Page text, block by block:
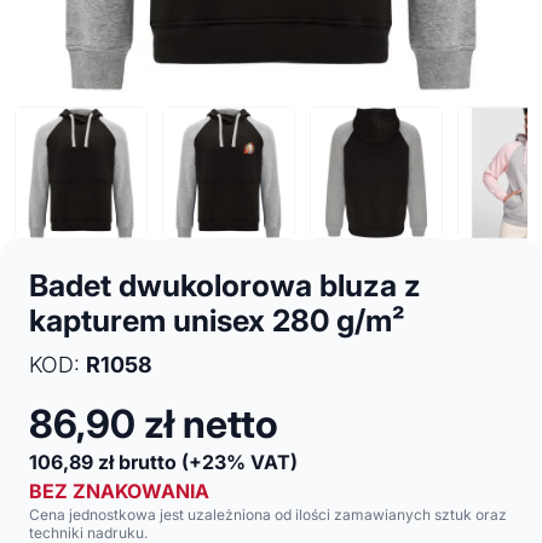
Badet dwukolorowa bluza z
kapturem unisex 280 g/m²
KOD: R1058
86,90 zł netto
106,89 zł brutto (+23% VAT)
BEZ ZNAKOWANIA
Cena jednostkowa jest uzależniona od ilości zamawianych sztuk oraz
techniki nadruku.